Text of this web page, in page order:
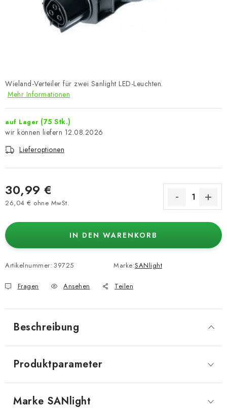
Wieland-Verteiler für zwei Sanlight LED-Leuchten.
Mehr Informationen
auf Lager (75 Stk.)
12.08.2026
Lieferoptionen
30,99 €
26,04 € ohne MwSt.
IN DEN WARENKORB
Artikelnummer: 39725 Marke:SANlight
Fragen Ansehen Teilen
Beschreibung
Produktparameter
Marke SANlight